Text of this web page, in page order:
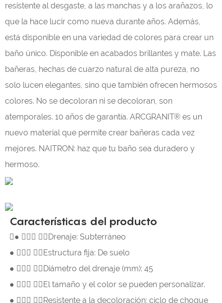
resistente al desgaste, a las manchas y a los arañazos, lo
que la hace lucir como nueva durante años. Además,
está disponible en una variedad de colores para crear un
baño único. Disponible en acabados brillantes y mate. Las
bañeras, hechas de cuarzo natural de alta pureza, no
solo lucen elegantes, sino que también ofrecen hermosos
colores. No se decoloran ni se decoloran, son
atemporales. 10 años de garantía. ARCGRANIT® es un
nuevo material que permite crear bañeras cada vez
mejores. NAITRON: haz que tu baño sea duradero y
hermoso.
Características del producto
●  Drenaje: Subterráneo
●  Estructura fija: De suelo
●  Diámetro del drenaje (mm): 45
●  El tamaño y el color se pueden personalizar.
●  Resistente a la decoloración; ciclo de choque